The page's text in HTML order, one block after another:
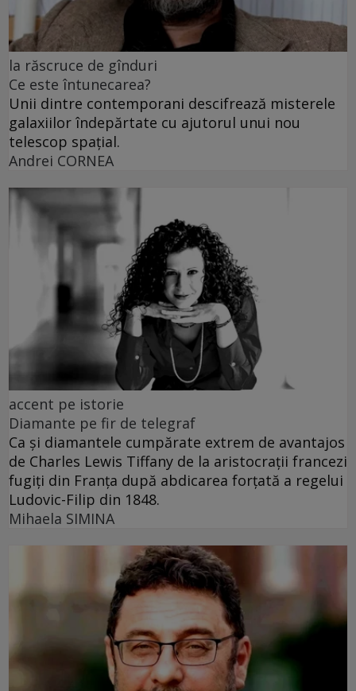
la răscruce de gînduri
Ce este întunecarea?
Unii dintre contemporani descifrează misterele
galaxiilor îndepărtate cu ajutorul unui nou
telescop spațial.
Andrei CORNEA
accent pe istorie
Diamante pe fir de telegraf
Ca și diamantele cumpărate extrem de avantajos
de Charles Lewis Tiffany de la aristocrații francezi
fugiți din Franța după abdicarea forțată a regelui
Ludovic-Filip din 1848.
Mihaela SIMINA